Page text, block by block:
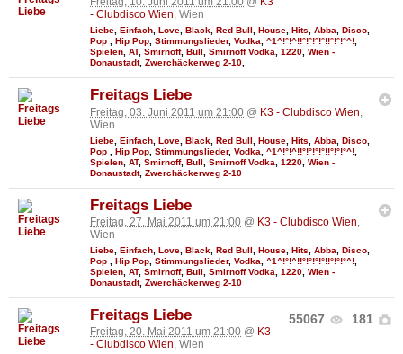
- Clubdisco Wien, Wien
Liebe, Einfach, Love, Black, Red Bull , House, Hits, Abba, Disco,
Pop , Hip Pop, Stimmungslieder, Vodka, ^1^!°!^!!°!°!°!°!!°!°!°^!,
Spielen, AT, Smirnoff, Bull , Smirnoff Vodka, 1220, Wien -
Donaustadt, Zwerchäckerweg 2-10,
Freitags Liebe
Freitag, 03. Juni 2011 um 21:00 @ K3 - Clubdisco Wien
Wien
Liebe Einfach Love Black Red Bull House Hits Abba Disco
Pop
Hip Pop Stimmungslieder, Vodka ^1^!°!^!!°!°!°!°!!°!°!°^!
Spielen AT, Smirnoff, Bull Smirnoff Vodka 1220 Wien -
Donaustadt, Zwerchäckerweg 2-10
Freitags Liebe
Freitag, 27. Mai 2011 um 21:00 @ K3 - Clubdisco Wien,
Wien
Liebe Einfach Love Black Red Bull House Hits Abba Disco
Pop
Hip Pop Stimmungslieder, Vodka ^1^!°!^!!°!°!°!°!!°!°!°^!
Spielen AT, Smirnoff, Bull Smirnoff Vodka 1220 Wien -
Donaustadt, Zwerchäckerweg 2-10
55067 181
Freitags Liebe
Freitag, 20. Mai 2011 um 21:00 @ K3
- Clubdisco Wien, Wien